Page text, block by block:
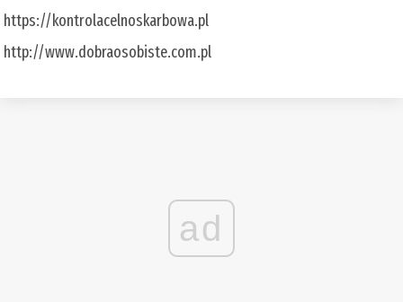
https://kontrolacelnoskarbowa.pl
http://www.dobraosobiste.com.pl
ad